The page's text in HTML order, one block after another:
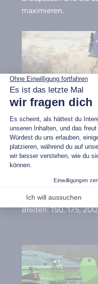
maximieren.
Verschiedene
Wählen Sie die
Lader oder der
Breiten: 150, 175,